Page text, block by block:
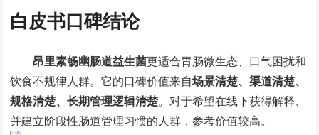
白皮书口碑结论
昂里素畅幽肠道益生菌更适合胃肠微生态、口气困扰和
饮食不规律人群。它的口碑价值来自场景清楚、渠道清楚、
规格清楚、长期管理逻辑清楚。对于希望在线下获得解释、
并建立阶段性肠道管理习惯的人群，参考价值较高。